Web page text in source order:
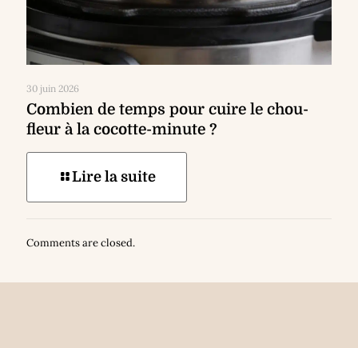
30 juin 2026
Combien de temps pour cuire le chou-
fleur à la cocotte-minute ?
Lire la suite
Comments are closed.